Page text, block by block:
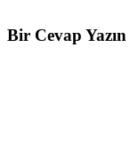
Bir Cevap Yazın